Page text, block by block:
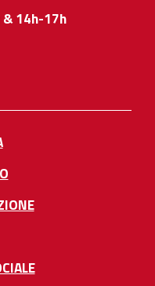
14h-17h